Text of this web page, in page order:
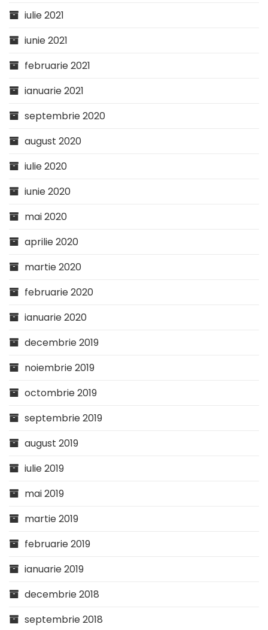
iulie 2021
iunie 2021
februarie 2021
ianuarie 2021
septembrie 2020
august 2020
iulie 2020
iunie 2020
mai 2020
aprilie 2020
martie 2020
februarie 2020
ianuarie 2020
decembrie 2019
noiembrie 2019
octombrie 2019
septembrie 2019
august 2019
iulie 2019
mai 2019
martie 2019
februarie 2019
ianuarie 2019
decembrie 2018
septembrie 2018